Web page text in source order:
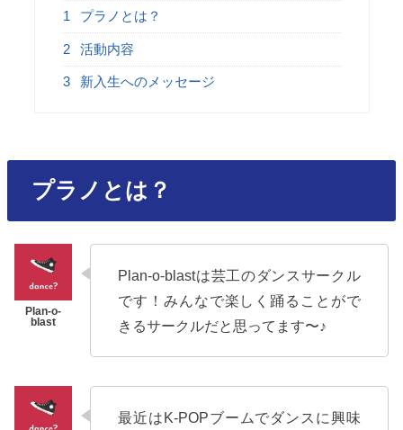
1 プラノとは？
2 活動内容
3 新入生へのメッセージ
プラノとは？
Plan-o-blastは芸工のダンスサークル
です！みんなで楽しく踊ることがで
きるサークルだと思ってます〜♪
最近はK-POPブームでダンスに興味